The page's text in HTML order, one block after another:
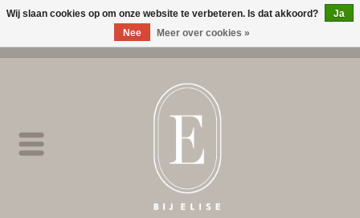
BIJ ELISE
Wij slaan cookies op om onze website te verbeteren. Is dat akkoord?
Ja
Nee
Meer over cookies »